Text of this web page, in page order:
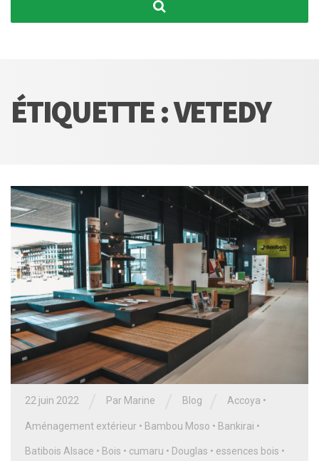
ÉTIQUETTE :VETEDY
22 juin 2022 Par Marine Blog Accoya •
Aménagement extérieur • Bambou Moso • Bankirai •
Batibois Alsace • Bois • cumaru • Douglas • essences bois •